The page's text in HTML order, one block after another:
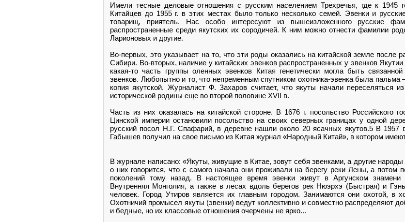
Имели тесные деловые отношения с русским населением Трехречья, где к 1945
Китайцев до 1955 г. в этих местах было только несколько семей. Эвенки и
товарищ, приятель. Нас особо интересуют из вышеизложенного русские
распространенные среди якутских их сородичей. К ним можно отнести фамилии
Ларионовых и другие.
Во-первых, это указывает на то, что эти роды оказались на китайской земле после
Сибири. Во-вторых, наличие у китайских эвенков распространенных у эвенков
какая-то часть группы оленных эвенков Китая генетически могла быть
эвенков. Любопытно и то, что непременным спутником охотника-эвенка была
копия якутской. Журналист Ф. Захаров считает, что якуты начали переселяться
исторической родины еще во второй половине XVII в.
Часть из них оказалась на китайской стороне. В 1676 г. посольство Российского
Цинской империи остановили посольство на своих северных границах у одной
русский посол Н.Г. Спафарий, в деревне нашли около 20 ясачных якутов.5 В 1957 г.
Габышев получил на свое письмо из Китая журнал «Народный Китай», в котором
В журнале написано: «Якуты, живущие в Китае, зовут себя эвенками, а другие
о них говорится, что с самого начала они проживали на берегу реки Лены, а потом
поколений тому назад. В настоящее время эвенки живут в Аргунском знамени
Внутренняя Монголия, а также в лесах вдоль берегов рек Нюэрхэ (Быстрая) и
человек. Город Утиров является их главным городом. Занимаются они охотой, в
Охотничий промысел якуты (эвенки) ведут коллективно и совместно распределяют
и бедные, но их классовые отношения очерчены не ярко...